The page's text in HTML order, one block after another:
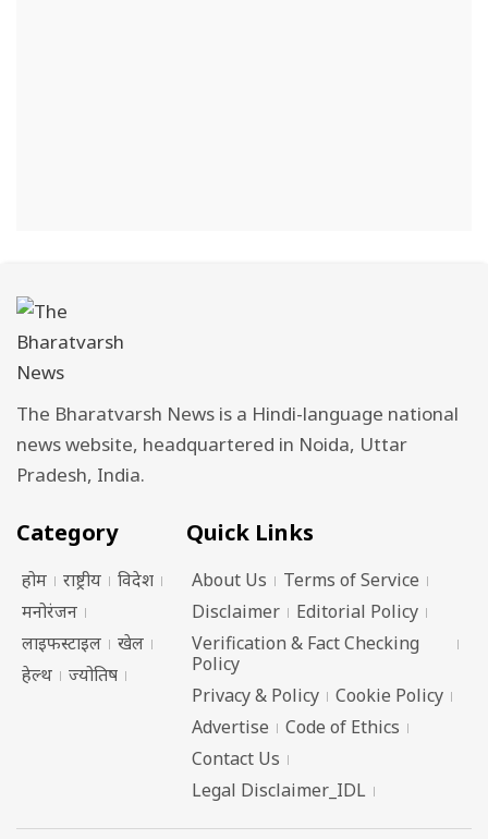
The Bharatvarsh News is a Hindi-language national
news website, headquartered in Noida, Uttar
Pradesh, India.
Category
होम राष्ट्रीय
विदेश
मनोरंजन
लाइफस्टाइल
खेल
हेल्थ
ज्योतिष
Quick Links
About Us
Terms of Service
Disclaimer
Editorial Policy
Verification & Fact Checking
Policy
Privacy & Policy
Cookie Policy
Advertise
Code of Ethics
Contact Us
Legal Disclaimer_IDL